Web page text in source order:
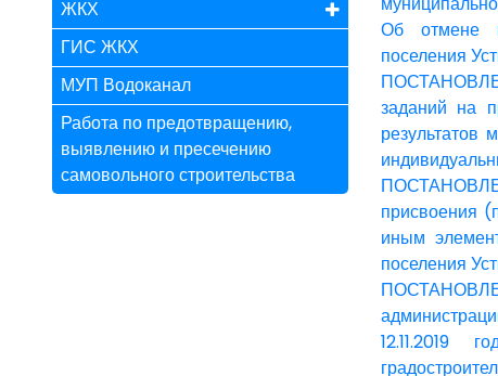
ЖКХ
ГИС ЖКХ
МУП Водоканал
Работа по предотвращению,
выявлению и пресечению
самовольного строительства
Об отмене
поселения
заданий на
результатов
присвоения
иным
поселения
12.11.2019